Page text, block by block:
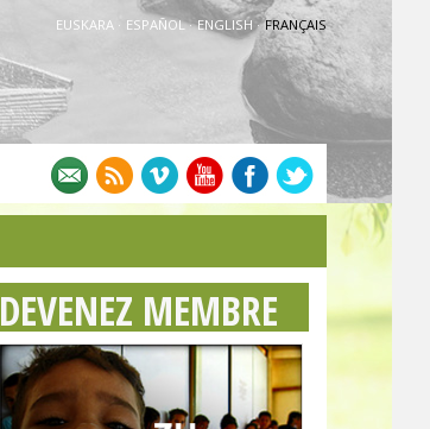
EUSKARA · ESPAÑOL· ENGLISH · FRANÇAIS
DEVENEZ MEMBRE